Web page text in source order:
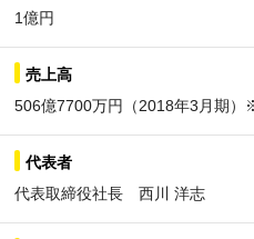
1億円
売上高
506億7700万円（2018年3月期
代表者
代表取締役社長 西川 洋志